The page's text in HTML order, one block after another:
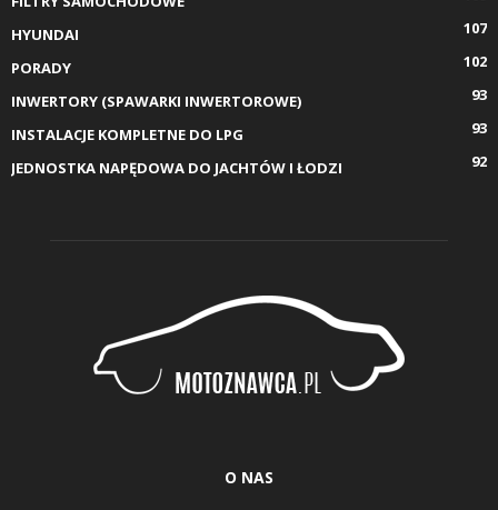
HYUNDAI
107
PORADY
102
INWERTORY (SPAWARKI INWERTOROWE)
93
INSTALACJE KOMPLETNE DO LPG
93
JEDNOSTKA NAPĘDOWA DO JACHTÓW I ŁODZI
92
O NAS